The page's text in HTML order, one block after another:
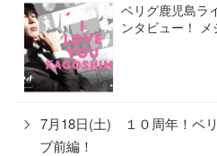
ベリグ鹿児島ラ
ンタビュー！
7月18日(土) １０周年！ベ
ブ前編！